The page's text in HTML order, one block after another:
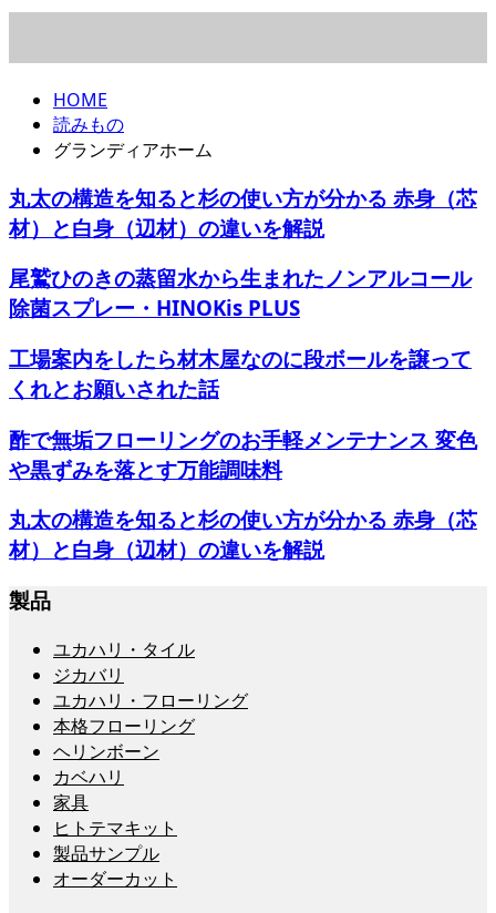
HOME
読みもの
グランディアホーム
丸太の構造を知ると杉の使い方が分かる 赤身（芯
材）と白身（辺材）の違いを解説
尾鷲ひのきの蒸留水から生まれたノンアルコール
除菌スプレー・HINOKis PLUS
工場案内をしたら材木屋なのに段ボールを譲って
くれとお願いされた話
酢で無垢フローリングのお手軽メンテナンス 変色
や黒ずみを落とす万能調味料
丸太の構造を知ると杉の使い方が分かる 赤身（芯
材）と白身（辺材）の違いを解説
製品
ユカハリ・タイル
ジカバリ
ユカハリ・フローリング
本格フローリング
ヘリンボーン
カベハリ
家具
ヒトテマキット
製品サンプル
オーダーカット